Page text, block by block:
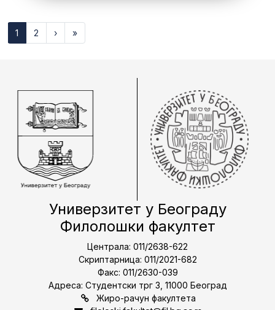
1 2 › »
Универзитет у Београду
Филолошки факултет
Централа: 011/2638-622
Скриптарница: 011/2021-682
Факс: 011/2630-039
Адреса: Студентски трг 3, 11000 Београд
Жиро-рачун факултета